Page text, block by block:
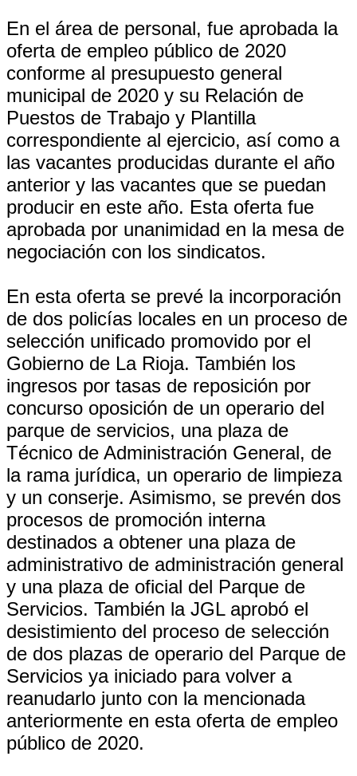
En el área de personal, fue aprobada la
oferta de empleo público de 2020
conforme al presupuesto general
municipal de 2020 y su Relación de
Puestos de Trabajo y Plantilla
correspondiente al ejercicio, así como a
las vacantes producidas durante el año
anterior y las vacantes que se puedan
producir en este año. Esta oferta fue
aprobada por unanimidad en la mesa de
negociación con los sindicatos.
En esta oferta se prevé la incorporación
de dos policías locales en un proceso de
selección unificado promovido por el
Gobierno de La Rioja. También los
ingresos por tasas de reposición por
concurso oposición de un operario del
parque de servicios, una plaza de
Técnico de Administración General, de
la rama jurídica, un operario de limpieza
y un conserje. Asimismo, se prevén dos
procesos de promoción interna
destinados a obtener una plaza de
administrativo de administración general
y una plaza de oficial del Parque de
Servicios. También la JGL aprobó el
desistimiento del proceso de selección
de dos plazas de operario del Parque de
Servicios ya iniciado para volver a
reanudarlo junto con la mencionada
anteriormente en esta oferta de empleo
público de 2020.